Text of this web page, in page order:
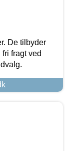
De tilbyder
fragt ved